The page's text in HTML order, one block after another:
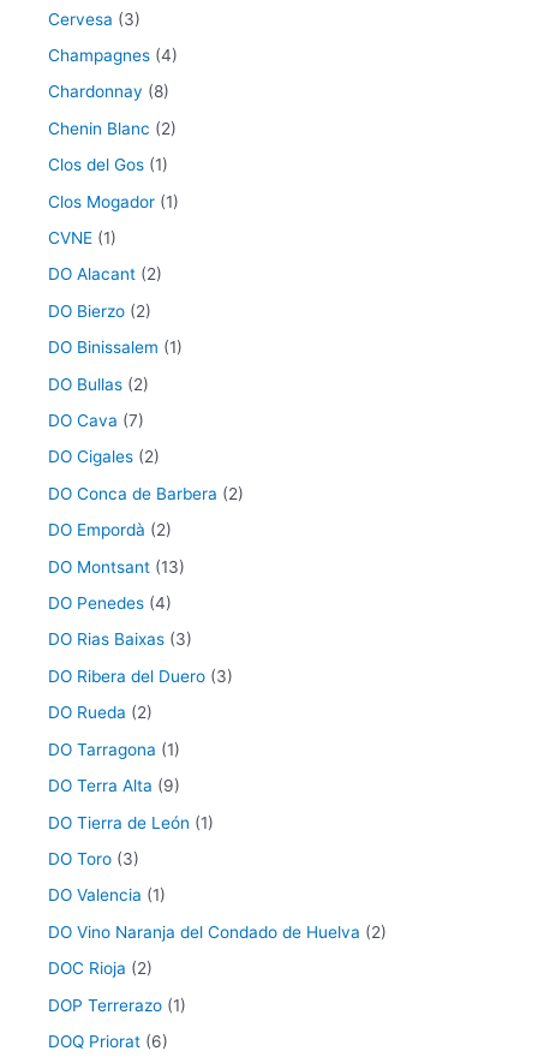
Cervesa (3)
Champagnes (4)
Chardonnay (8)
Chenin Blanc (2)
Clos del Gos (1)
Clos Mogador (1)
CVNE (1)
DO Alacant (2)
DO Bierzo (2)
DO Binissalem (1)
DO Bullas (2)
DO Cava (7)
DO Cigales (2)
DO Conca de Barbera (2)
DO Empordà (2)
DO Montsant (13)
DO Penedes (4)
DO Rias Baixas (3)
DO Ribera del Duero (3)
DO Rueda (2)
DO Tarragona (1)
DO Terra Alta (9)
DO Tierra de León (1)
DO Toro (3)
DO Valencia (1)
DO Vino Naranja del Condado de Huelva (2)
DOC Rioja (2)
DOP Terrerazo (1)
DOQ Priorat (6)